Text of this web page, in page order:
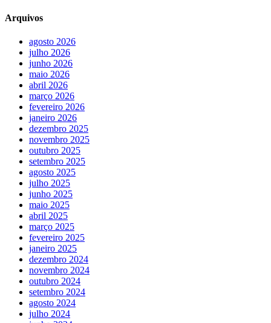
Arquivos
agosto 2026
julho 2026
junho 2026
maio 2026
abril 2026
março 2026
fevereiro 2026
janeiro 2026
dezembro 2025
novembro 2025
outubro 2025
setembro 2025
agosto 2025
julho 2025
junho 2025
maio 2025
abril 2025
março 2025
fevereiro 2025
janeiro 2025
dezembro 2024
novembro 2024
outubro 2024
setembro 2024
agosto 2024
julho 2024